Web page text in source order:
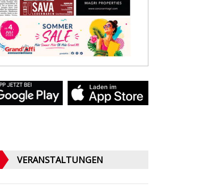
VERANSTALTUNGEN